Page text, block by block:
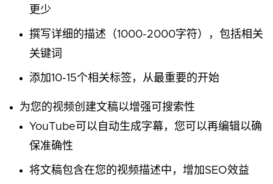
更少
撰写详细的描述（1000-2000字符），包括相关
关键词
添加10-15个相关标签，从最重要的开始
为您的视频创建文稿以增强可搜索性
YouTube可以自动生成字幕，您可以再编辑以确
保准确性
将文稿包含在您的视频描述中，增加SEO效益